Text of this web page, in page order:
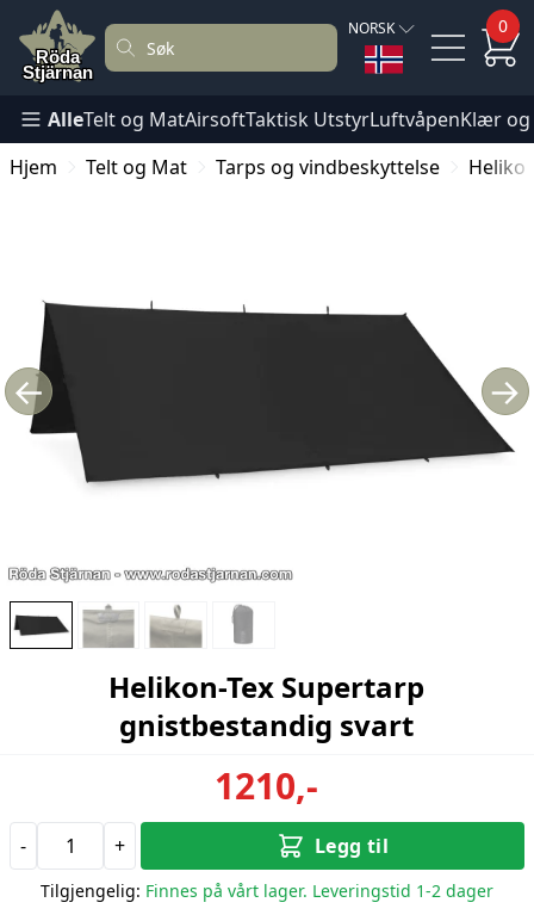
NORSK 0
AlleTelt og MatAirsoftTaktisk UtstyrLuftvåpenKlær
Hjem
Telt og Mat Tarps og vindbeskyttelse
← →
Helikon-Tex Supertarp
gnistbestandig svart
1210,-
- + Legg til
Tilgjengelig: Finnes på vårt lager. Leveringstid 1-2 dager